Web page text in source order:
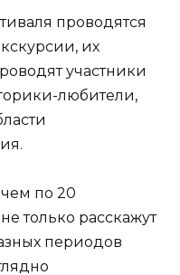
проводятся
их
участники
любители,
чем по 20
только расскажут
периодов